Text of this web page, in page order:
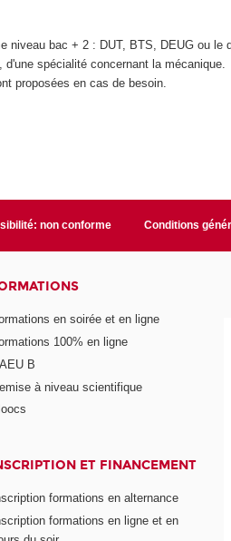
niveau bac + 2 : DUT, BTS, DEUG ou le
spécialité concernant la mécanique.
proposées en cas de besoin.
non conforme Conditions
en soirée et en ligne
100% en ligne
B
à niveau scientifique
ET FINANCEMENT
formations en alternance
formations en ligne et en